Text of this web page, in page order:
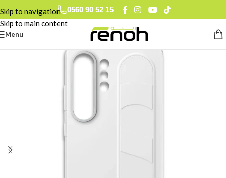
Skip to navigation
Skip to main content
0560 90 52 15
Menu